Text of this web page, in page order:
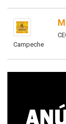
Campeche